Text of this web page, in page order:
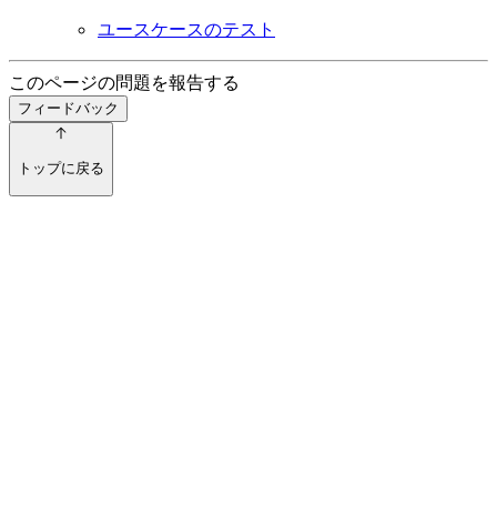
ユースケースのテスト
このページの問題を報告する
フィードバック
トップに戻る